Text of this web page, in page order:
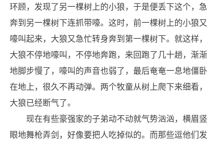
环顾，发现了另一棵树上的小狼，于是便丢下这个，急
奔到另一棵树下连抓带嚎。这时，前一棵树上的小狼又
嚎叫起来，大狼又急忙转身奔到第一棵树下。就这样，
大狼不停地嚎叫，不停地奔跑，来回跑了几十趟，渐渐
地脚步慢了，嚎叫的声音也弱了，最后奄奄一息地僵卧
在地上，很久不再动弹。两个牧童从树上爬下来细看，
大狼已经断气了。
现在有些豪强家的子弟动不动就气势汹汹，横眉竖
眼地舞枪弄剑，好像要把人吃掉似的。而那些逗他们发